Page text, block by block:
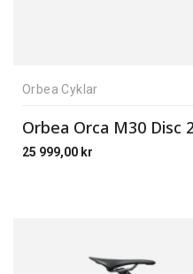
Orbea Cyklar
Orbea Orca M30 Disc
25 999,00 kr